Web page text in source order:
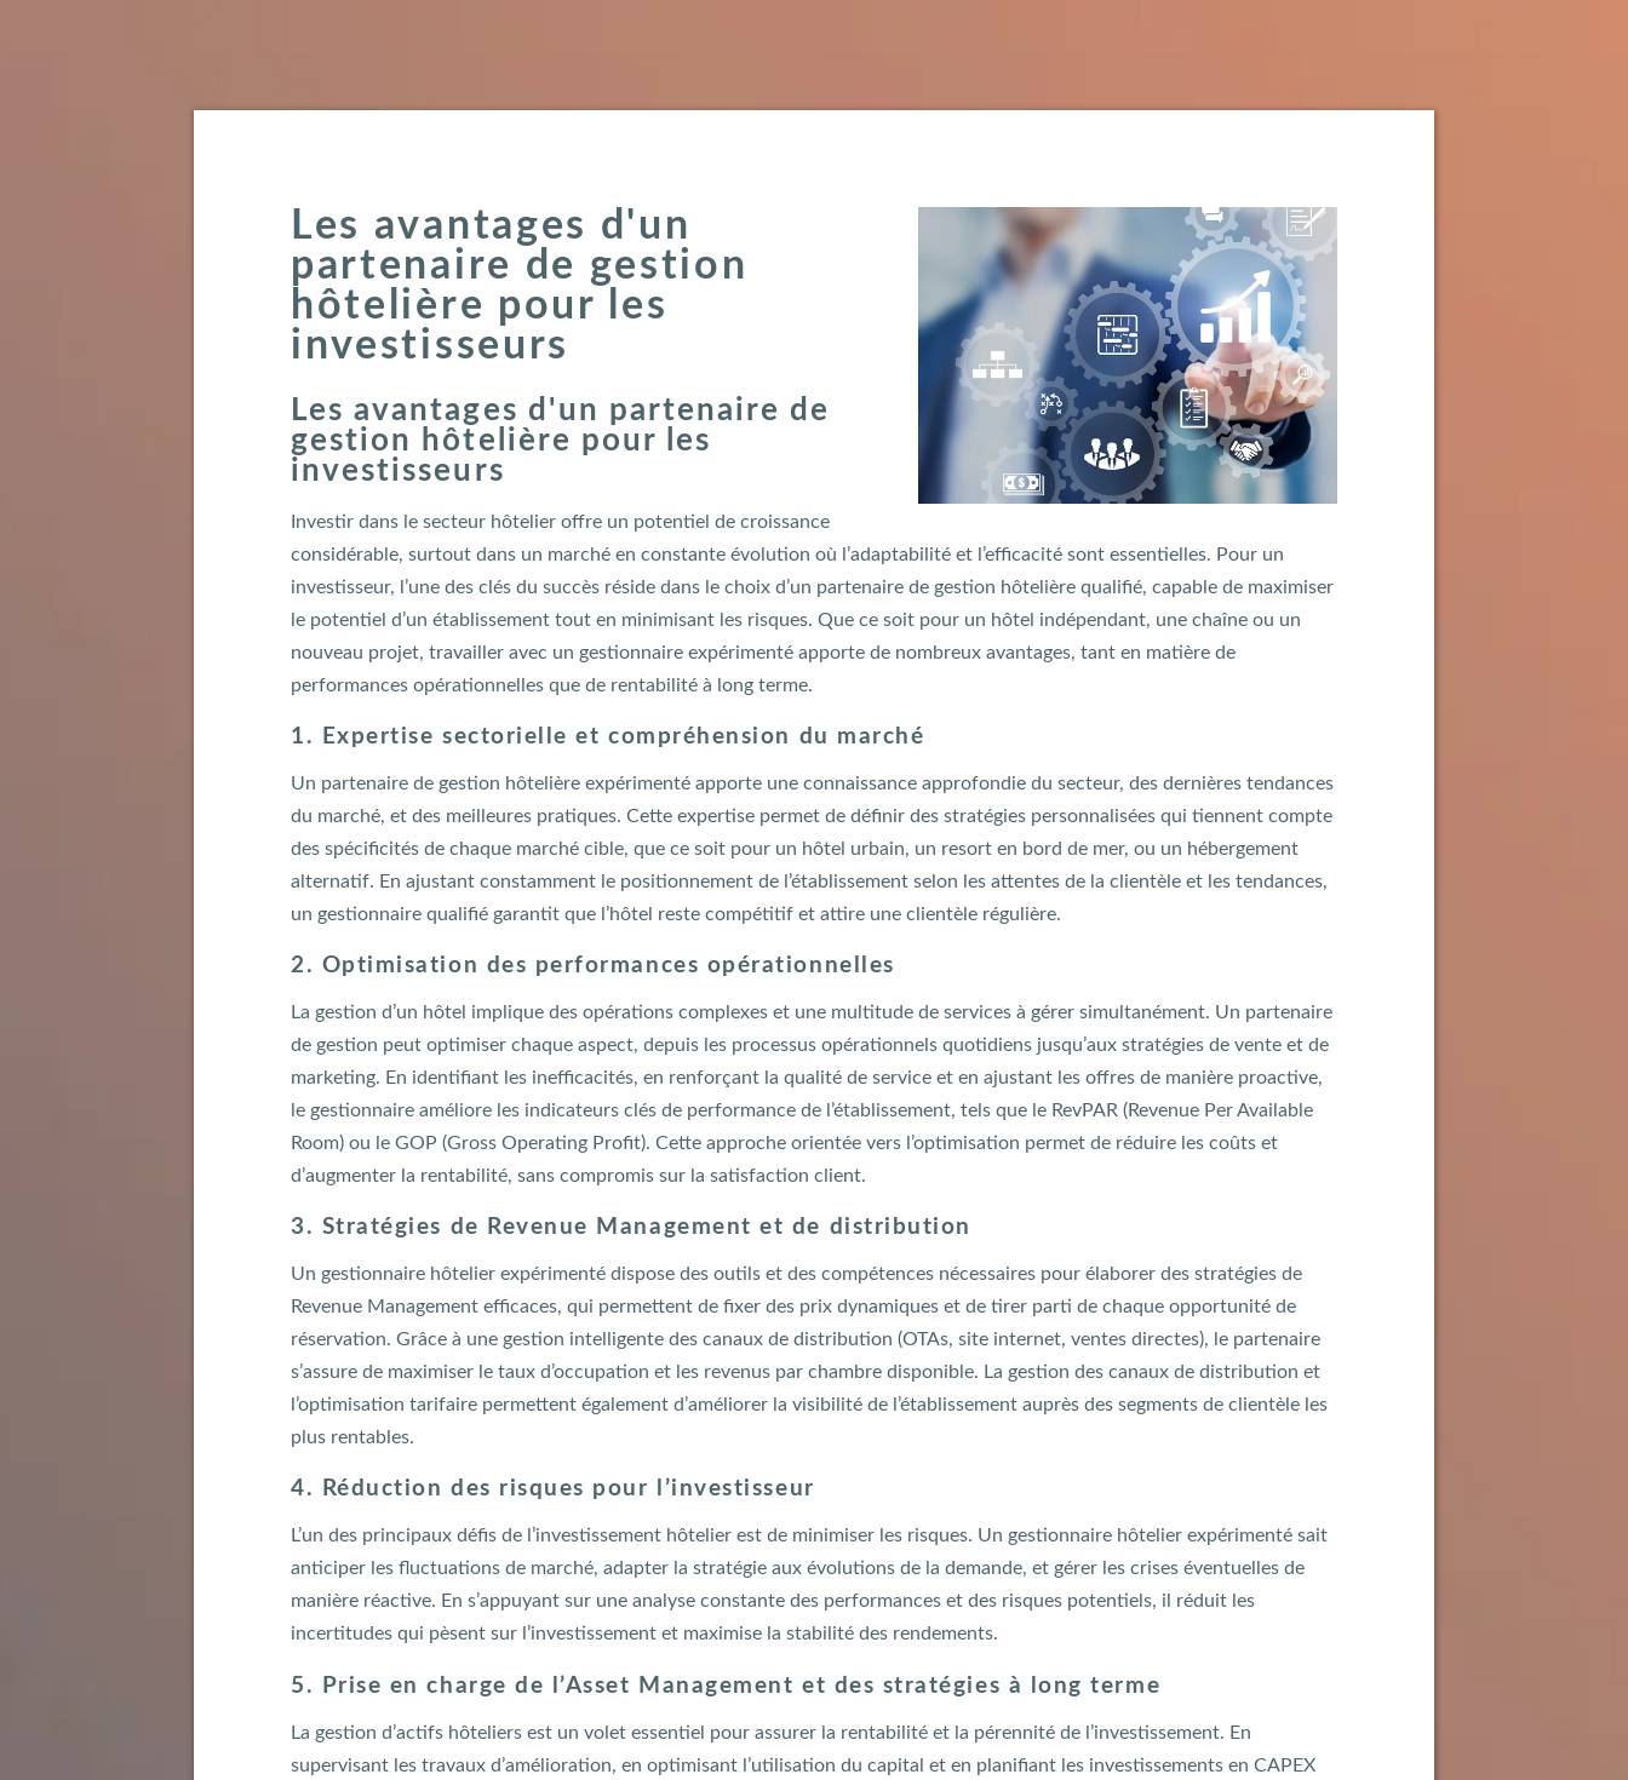
Les avantages d'un
partenaire de gestion
hôtelière pour les
investisseurs
Les avantages d'un partenaire de
gestion hôtelière pour les
investisseurs
Investir dans le secteur hôtelier offre un potentiel de croissance
considérable, surtout dans un marché en constante évolution où l’adaptabilité et l’efficacité sont essentielles. Pour un
investisseur, l’une des clés du succès réside dans le choix d’un partenaire de gestion hôtelière qualifié, capable de maximiser
le potentiel d’un établissement tout en minimisant les risques. Que ce soit pour un hôtel indépendant, une chaîne ou un
nouveau projet, travailler avec un gestionnaire expérimenté apporte de nombreux avantages, tant en matière de
performances opérationnelles que de rentabilité à long terme.
1. Expertise sectorielle et compréhension du marché
Un partenaire de gestion hôtelière expérimenté apporte une connaissance approfondie du secteur, des dernières tendances
du marché, et des meilleures pratiques. Cette expertise permet de définir des stratégies personnalisées qui tiennent compte
des spécificités de chaque marché cible, que ce soit pour un hôtel urbain, un resort en bord de mer, ou un hébergement
alternatif. En ajustant constamment le positionnement de l’établissement selon les attentes de la clientèle et les tendances,
un gestionnaire qualifié garantit que l’hôtel reste compétitif et attire une clientèle régulière.
2. Optimisation des performances opérationnelles
La gestion d’un hôtel implique des opérations complexes et une multitude de services à gérer simultanément. Un partenaire
de gestion peut optimiser chaque aspect, depuis les processus opérationnels quotidiens jusqu’aux stratégies de vente et de
marketing. En identifiant les inefficacités, en renforçant la qualité de service et en ajustant les offres de manière proactive,
le gestionnaire améliore les indicateurs clés de performance de l’établissement, tels que le RevPAR (Revenue Per Available
Room) ou le GOP (Gross Operating Profit). Cette approche orientée vers l’optimisation permet de réduire les coûts et
d’augmenter la rentabilité, sans compromis sur la satisfaction client.
3. Stratégies de Revenue Management et de distribution
Un gestionnaire hôtelier expérimenté dispose des outils et des compétences nécessaires pour élaborer des stratégies de
Revenue Management efficaces, qui permettent de fixer des prix dynamiques et de tirer parti de chaque opportunité de
réservation. Grâce à une gestion intelligente des canaux de distribution (OTAs, site internet, ventes directes), le partenaire
s’assure de maximiser le taux d’occupation et les revenus par chambre disponible. La gestion des canaux de distribution et
l’optimisation tarifaire permettent également d’améliorer la visibilité de l’établissement auprès des segments de clientèle les
plus rentables.
4. Réduction des risques pour l’investisseur
L’un des principaux défis de l’investissement hôtelier est de minimiser les risques. Un gestionnaire hôtelier expérimenté sait
anticiper les fluctuations de marché, adapter la stratégie aux évolutions de la demande, et gérer les crises éventuelles de
manière réactive. En s’appuyant sur une analyse constante des performances et des risques potentiels, il réduit les
incertitudes qui pèsent sur l’investissement et maximise la stabilité des rendements.
5. Prise en charge de l’Asset Management et des stratégies à long terme
La gestion d’actifs hôteliers est un volet essentiel pour assurer la rentabilité et la pérennité de l’investissement. En
supervisant les travaux d’amélioration, en optimisant l’utilisation du capital et en planifiant les investissements en CAPEX